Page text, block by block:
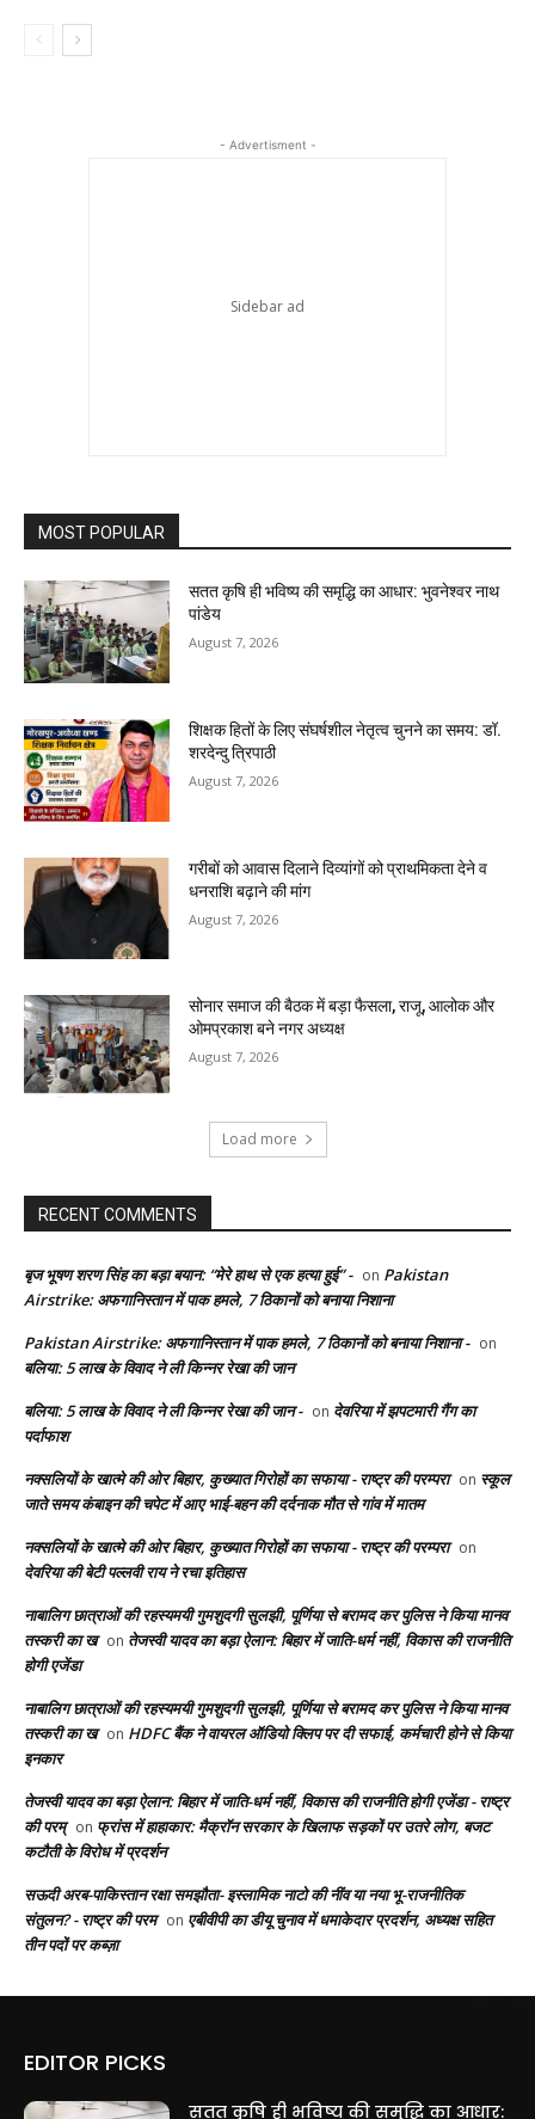
- Advertisment -
MOST POPULAR
सतत कृषि ही भविष्य की समृद्धि का आधार: भुवनेश्वर नाथ
पांडेय
August 7, 2026
शिक्षक हितों के लिए संघर्षशील नेतृत्व चुनने का समय: डॉ.
शरदेन्दु त्रिपाठी
August 7, 2026
गरीबों को आवास दिलाने दिव्यांगों को प्राथमिकता देने व
धनराशि बढ़ाने की मांग
August 7, 2026
सोनार समाज की बैठक में बड़ा फैसला, राजू, आलोक और
ओमप्रकाश बने नगर अध्यक्ष
August 7, 2026
Load more
RECENT COMMENTS
बृज भूषण शरण सिंह का बड़ा बयान: “मेरे हाथ से एक हत्या हुई” - on Pakistan
Airstrike: अफगानिस्तान में पाक हमले, 7 ठिकानों को बनाया निशाना
Pakistan Airstrike: अफगानिस्तान में पाक हमले, 7 ठिकानों को बनाया निशाना - on
बलिया: 5 लाख के विवाद ने ली किन्नर रेखा की जान
बलिया: 5 लाख के विवाद ने ली किन्नर रेखा की जान - on देवरिया में झपटमारी गैंग का
पर्दाफाश
नक्सलियों के खात्मे की ओर बिहार, कुख्यात गिरोहों का सफाया - राष्ट्र की परम्परा on स्कूल
जाते समय कंबाइन की चपेट में आए भाई-बहन की दर्दनाक मौत से गांव में मातम
नक्सलियों के खात्मे की ओर बिहार, कुख्यात गिरोहों का सफाया - राष्ट्र की परम्परा on
देवरिया की बेटी पल्लवी राय ने रचा इतिहास
नाबालिग छात्राओं की रहस्यमयी गुमशुदगी सुलझी, पूर्णिया से बरामद कर पुलिस ने किया मानव
तस्करी का ख on तेजस्वी यादव का बड़ा ऐलान: बिहार में जाति-धर्म नहीं, विकास की राजनीति
होगी एजेंडा
नाबालिग छात्राओं की रहस्यमयी गुमशुदगी सुलझी, पूर्णिया से बरामद कर पुलिस ने किया मानव
तस्करी का ख on HDFC बैंक ने वायरल ऑडियो क्लिप पर दी सफाई, कर्मचारी होने से किया
इनकार
तेजस्वी यादव का बड़ा ऐलान: बिहार में जाति-धर्म नहीं, विकास की राजनीति होगी एजेंडा - राष्ट्र
की परम् on फ्रांस में हाहाकार: मैक्रॉन सरकार के खिलाफ सड़कों पर उतरे लोग, बजट
कटौती के विरोध में प्रदर्शन
सऊदी अरब-पाकिस्तान रक्षा समझौता- इस्लामिक नाटो की नींव या नया भू-राजनीतिक
संतुलन? - राष्ट्र की परम on एबीवीपी का डीयू चुनाव में धमाकेदार प्रदर्शन, अध्यक्ष सहित
तीन पदों पर कब्ज़ा
EDITOR PICKS
सतत कृषि ही भविष्य की समृद्धि का आधार: